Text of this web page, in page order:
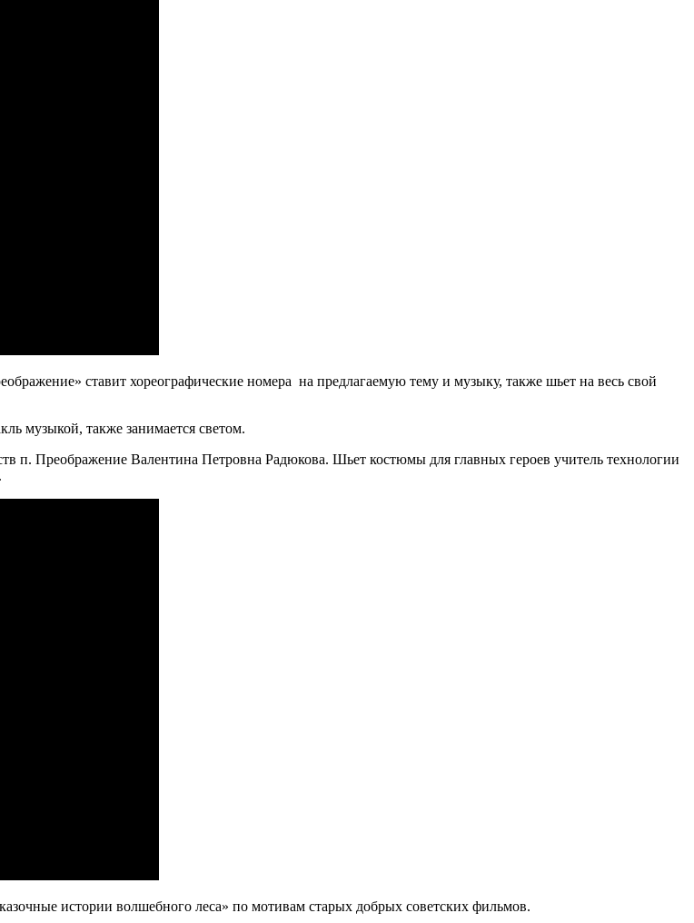
ставит хореографические номера на предлагаемую тему и музыку, также шьет на весь свой
музыкой, также занимается светом.
п. Преображение Валентина Петровна Радюкова. Шьет костюмы для главных героев учитель технологии
истории волшебного леса» по мотивам старых добрых советских фильмов.